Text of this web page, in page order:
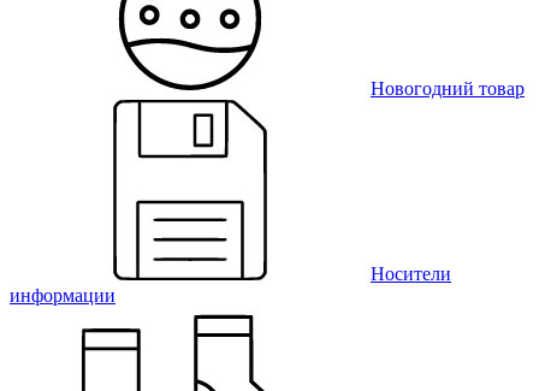
Новогодний товар
Носители
информации